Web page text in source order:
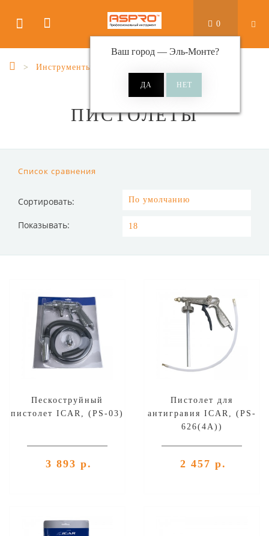
Ваш город — Эль-Монте?
0
Инструменты
ПИСТОЛЕТЫ
Список сравнения
Сортировать:
Показывать:
Пескоструйный
пистолет ICAR, (PS-03)
3 893 р.
Пистолет для
антигравия ICAR, (PS-
626(4A))
2 457 р.